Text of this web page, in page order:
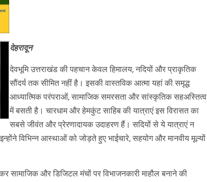
देहरादून
देवभूमि उत्तराखंड की पहचान केवल हिमालय, नदियों और प्राकृतिक
सौंदर्य तक सीमित नहीं है। इसकी वास्तविक आत्मा यहां की समृद्ध
आध्यात्मिक परंपराओं, सामाजिक समरसता और सांस्कृतिक सहअस्तित्व
में बसती है। चारधाम और हेमकुंट साहिब की यात्राएं इस विरासत का
सबसे जीवंत और प्रेरणादायक उदाहरण हैं। सदियों से ये यात्राएं न
विभिन्न आस्थाओं को जोड़ते हुए भाईचारे, सहयोग और मानवीय मूल्यों
और डिजिटल मंचों पर विभाजनकारी माहौल बनाने की